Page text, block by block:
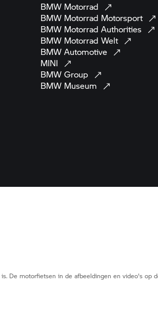
BMW Motorrad
BMW Motorrad Motorsport
BMW Motorrad Authorities
BMW Motorrad Welt
BMW Automotive
MINI
BMW Group
BMW Museum
De motorfietsen in de afbeeldingen en video's op